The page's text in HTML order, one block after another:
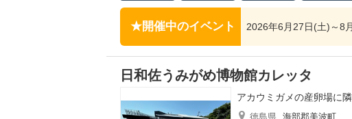
開催中のイベント 2026年6月27日(土)～8
日和佐うみがめ博物館カレッタ
アカウミガメの産卵場に
徳島県 海部郡美波町